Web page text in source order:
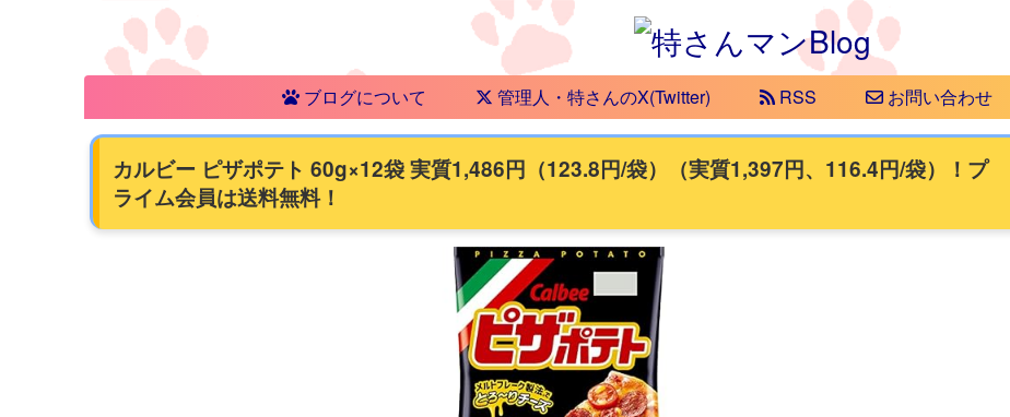
ブログについて 管理人・特さんのX(Twitter) RSS お問い合わせ
カルビー ピザポテト 60g×12袋 実質1,486円（123.8円/袋）（実質1,397円、116.4円/袋）！プ
ライム会員は送料無料！